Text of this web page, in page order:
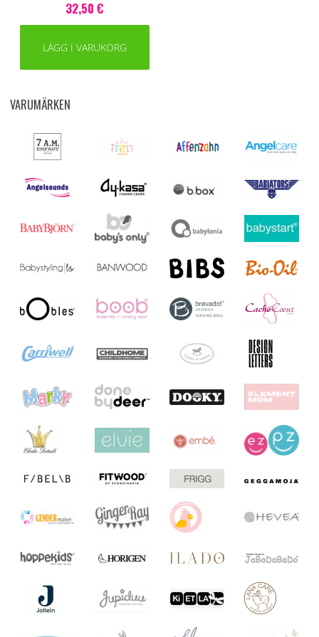
32,50 €
LÄGG I VARUKORG
VARUMÄRKEN